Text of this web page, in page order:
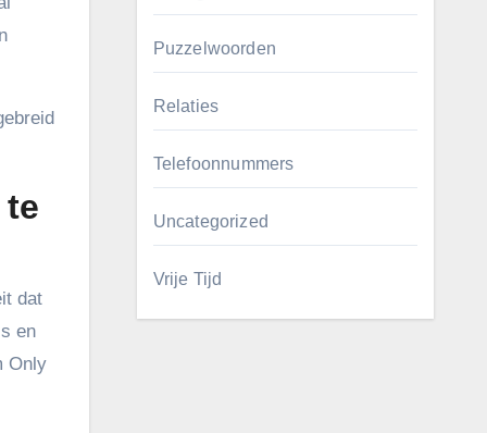
dat
en
Only
Puzzelwoorden
Relaties
Telefoonnummers
Uncategorized
Vrije Tijd